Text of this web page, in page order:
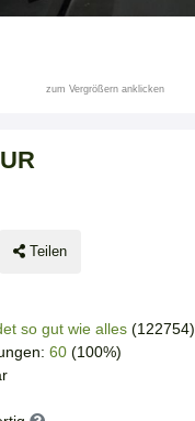
zum Vergrößern anklicken
Teilen
so gut wie alles (122754)
60 (100%)